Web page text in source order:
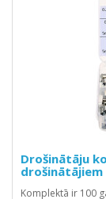
Drošinātāju
drošinātājiem
Komplektā ir 100